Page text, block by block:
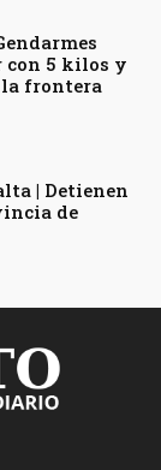
con 5 kilos y
la frontera
| Detienen
de